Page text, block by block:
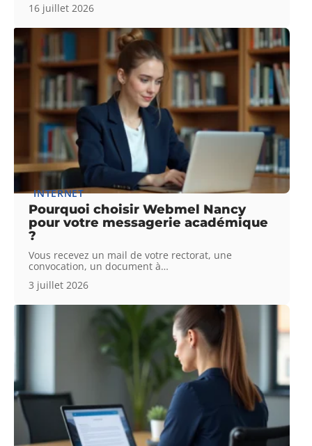
16 juillet 2026
INTERNET
Pourquoi choisir Webmel Nancy
pour votre messagerie académique
?
Vous recevez un mail de votre rectorat, une
convocation, un document à…
3 juillet 2026